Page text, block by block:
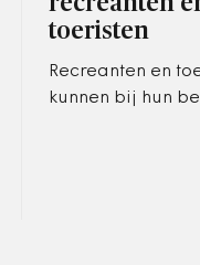
toeristen
Recreanten en
kunnen bij hun